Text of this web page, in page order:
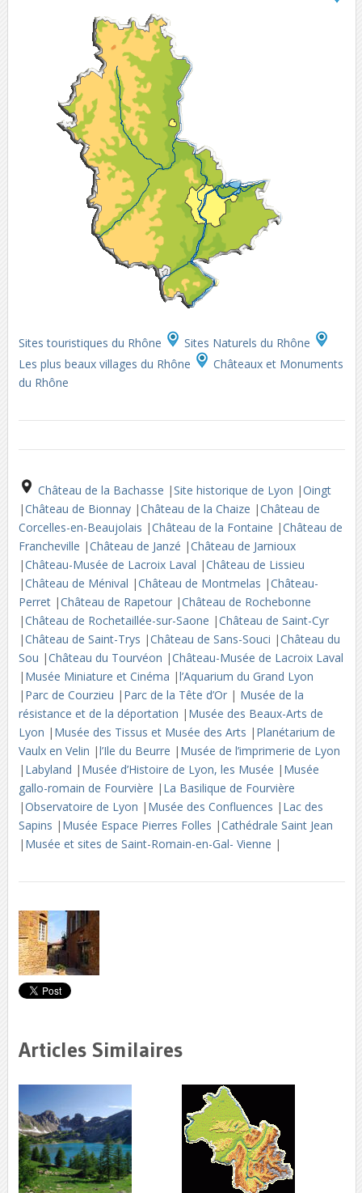
Sites touristiques du Rhône
Sites Naturels du Rhône
Les plus beaux villages du Rhône
Châteaux et Monuments
du Rhône
Château de la Bachasse |Site historique de Lyon |Oingt
|Château de Bionnay |Château de la Chaize |Château de
Corcelles-en-Beaujolais |Château de la Fontaine |Château de
Francheville |Château de Janzé |Château de Jarnioux
|Château-Musée de Lacroix Laval |Château de Lissieu
|Château de Ménival |Château de Montmelas |Château-
Perret |Château de Rapetour |Château de Rochebonne
|Château de Rochetaillée-sur-Saone |Château de Saint-Cyr
|Château de Saint-Trys |Château de Sans-Souci |Château du
Sou |Château du Tourvéon |Château-Musée de Lacroix Laval
| Musée Miniature et Cinéma |l’Aquarium du Grand Lyon
| Parc de Courzieu | Parc de la Tête d’Or | Musée de la
résistance et de la déportation | Musée des Beaux-Arts de
Lyon | Musée des Tissus et Musée des Arts | Planétarium de
Vaulx en Velin |l’Ile du Beurre | Musée de l’imprimerie de Lyon
| Labyland | Musée d’Histoire de Lyon, les Musée | Musée
gallo-romain de Fourvière | La Basilique de Fourvière
|Observatoire de Lyon | Musée des Confluences | Lac des
Sapins | Musée Espace Pierres Folles |Cathédrale Saint Jean
| Musée et sites de Saint-Romain-en-Gal- Vienne |
Articles Similaires